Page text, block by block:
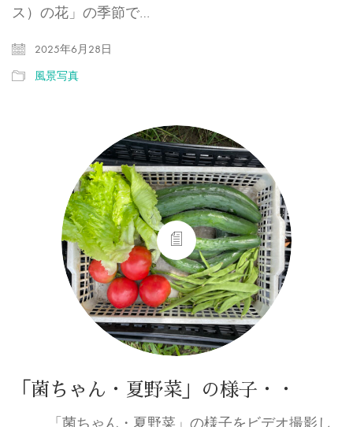
ス）の花」の季節で…
2025年6月28日
風景写真
「菌ちゃん・夏野菜」の様子・・
「菌ちゃん・夏野菜」の様子をビデオ撮影し